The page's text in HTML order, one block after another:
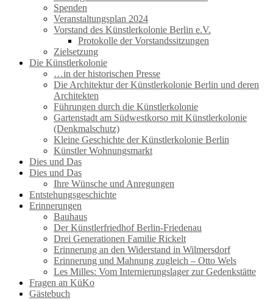
Spenden
Veranstaltungsplan 2024
Vorstand des Künstlerkolonie Berlin e.V.
Protokolle der Vorstandssitzungen
Zielsetzung
Die Künstlerkolonie
…in der historischen Presse
Die Architektur der Künstlerkolonie Berlin und deren
Architekten
Führungen durch die Künstlerkolonie
Gartenstadt am Südwestkorso mit Künstlerkolonie
(Denkmalschutz)
Kleine Geschichte der Künstlerkolonie Berlin
Künstler Wohnungsmarkt
Dies und Das
Dies und Das
Ihre Wünsche und Anregungen
Entstehungsgeschichte
Erinnerungen
Bauhaus
Der Künstlerfriedhof Berlin-Friedenau
Drei Generationen Familie Rickelt
Erinnerung an den Widerstand in Wilmersdorf
Erinnerung und Mahnung zugleich – Otto Wels
Les Milles: Vom Internierungslager zur Gedenkstätte
Fragen an KüKo
Gästebuch